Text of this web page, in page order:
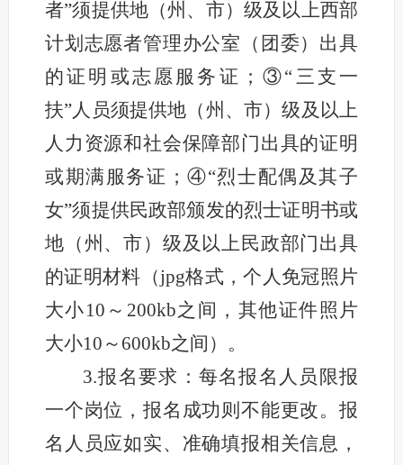
者”须提供地（州、市）级及以上西部
计划志愿者管理办公室（团委）出具
的证明或志愿服务证；③“三支一
扶”人员须提供地（州、市）级及以上
人力资源和社会保障部门出具的证明
或期满服务证；④“烈士配偶及其子
女”须提供民政部颁发的烈士证明书或
地（州、市）级及以上民政部门出具
的证明材料（jpg格式，个人免冠照片
大小10～200kb之间，其他证件照片
大小10～600kb之间）。
3.报名要求：每名报名人员限报
一个岗位，报名成功则不能更改。报
名人员应如实、准确填报相关信息，